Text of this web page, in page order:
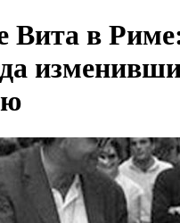
Вита в